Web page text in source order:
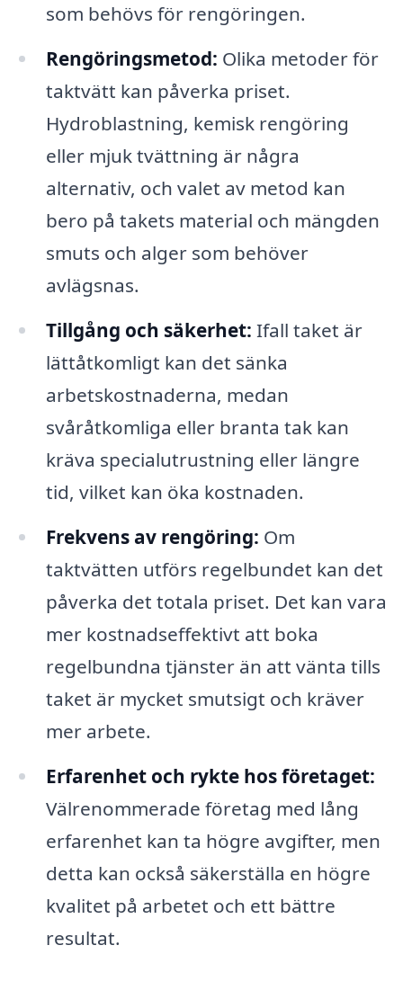
som behövs för rengöringen.
Rengöringsmetod: Olika metoder för
taktvätt kan påverka priset.
Hydroblastning, kemisk rengöring
eller mjuk tvättning är några
alternativ, och valet av metod kan
bero på takets material och mängden
smuts och alger som behöver
avlägsnas.
Tillgång och säkerhet: Ifall taket är
lättåtkomligt kan det sänka
arbetskostnaderna, medan
svåråtkomliga eller branta tak kan
kräva specialutrustning eller längre
tid, vilket kan öka kostnaden.
Frekvens av rengöring: Om
taktvätten utförs regelbundet kan det
påverka det totala priset. Det kan vara
mer kostnadseffektivt att boka
regelbundna tjänster än att vänta tills
taket är mycket smutsigt och kräver
mer arbete.
Erfarenhet och rykte hos företaget:
Välrenommerade företag med lång
erfarenhet kan ta högre avgifter, men
detta kan också säkerställa en högre
kvalitet på arbetet och ett bättre
resultat.